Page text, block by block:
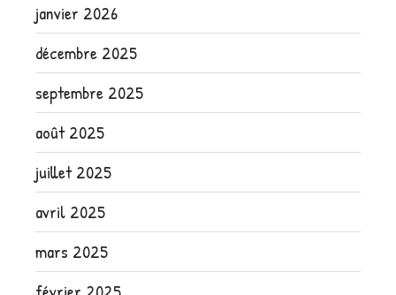
janvier 2026
décembre 2025
septembre 2025
août 2025
juillet 2025
avril 2025
mars 2025